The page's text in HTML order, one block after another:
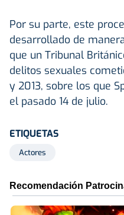
Por su parte, este
desarrollado de
que un Tribunal
delitos sexuales
y 2013, sobre los que
el pasado 14 de julio.
ETIQUETAS
Actores